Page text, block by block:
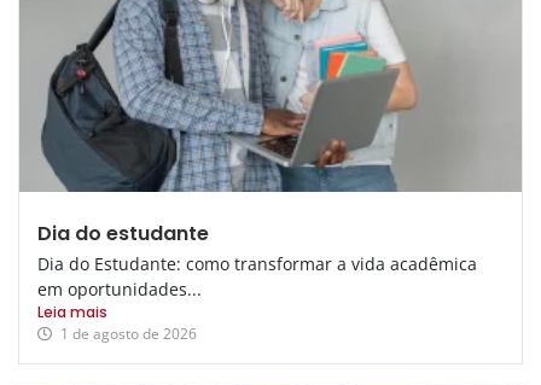
Dia do estudante
Dia do Estudante: como transformar a vida acadêmica
em oportunidades...
Leia mais
1 de agosto de 2026